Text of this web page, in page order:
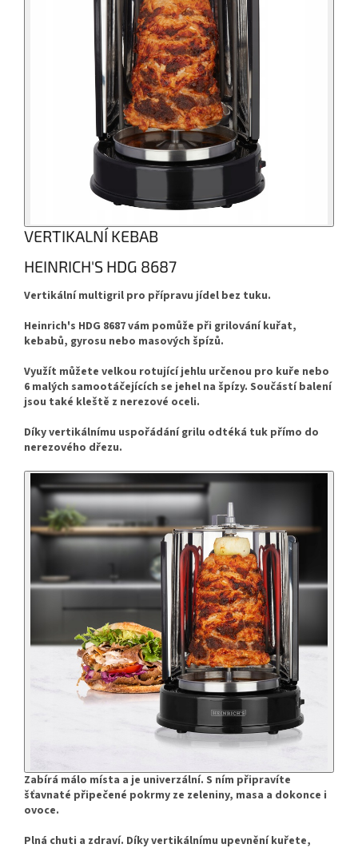
VERTIKALNÍ KEBAB
HEINRICH'S HDG 8687
Vertikální multigril pro přípravu jídel bez tuku.
Heinrich's HDG 8687 vám pomůže při grilování kuřat,
kebabů, gyrosu nebo masových špízů.
Využít můžete velkou rotující jehlu určenou pro kuře nebo
6 malých samootáčejících se jehel na špízy. Součástí balení
jsou také kleště z nerezové oceli.
Díky vertikálnímu uspořádání grilu odtéká tuk přímo do
nerezového dřezu.
Zabírá málo místa a je univerzální. S ním připravíte
šťavnaté připečené pokrmy ze zeleniny, masa a dokonce i
ovoce.
Plná chuti a zdraví. Díky vertikálnímu upevnění kuřete,